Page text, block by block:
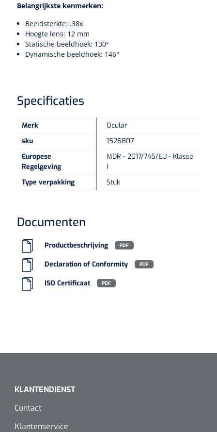
Belangrijkste kenmerken:
Beeldsterkte: .38x
Hoogte lens: 12 mm
Statische beeldhoek: 130°
Dynamische beeldhoek: 146°
Specificaties
Merk
Ocular
sku
1526807
Europese
Regelgeving
MDR - 2017/745/EU - Klasse
I
Type verpakking
Stuk
Documenten
Productbeschrijving PDF
Declaration of Conformity PDF
ISO Certificaat PDF
KLANTENDIENST
Contact
Klantenservice